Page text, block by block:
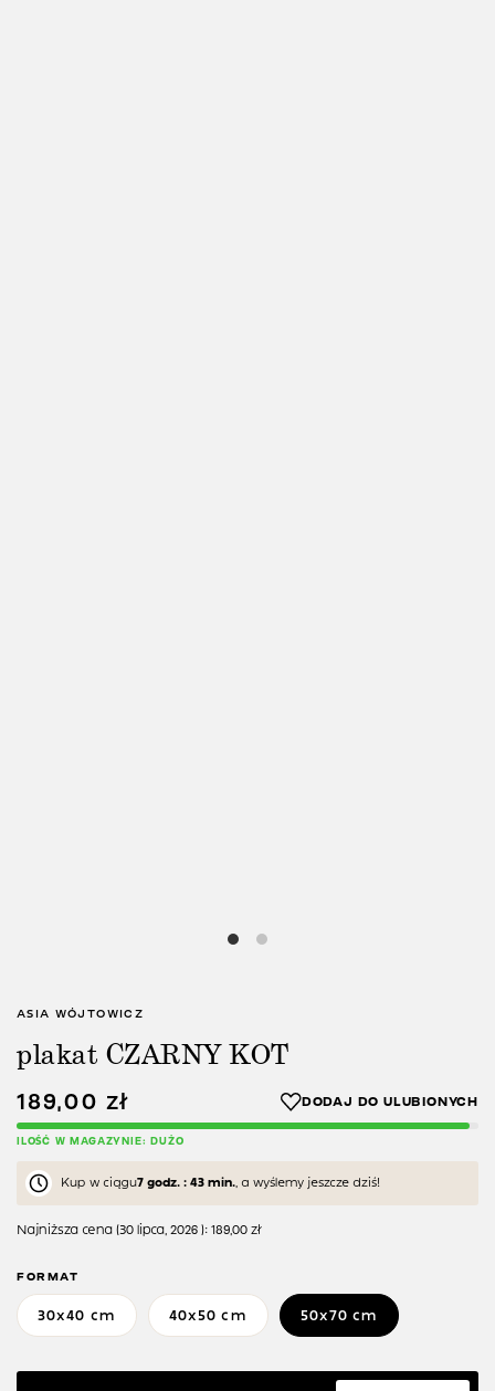
ASIA WÓJTOWICZ
plakat CZARNY KOT
189,00 zł
ILOŚĆ W MAGAZYNIE: DUŻO
Kup w ciągu7 godz. : 43 min. , a wyślemy jeszcze dziś!
Najniższa cena (30 lipca, 2026 ): 189,00 zł
FORMAT
30x40 cm 40x50 cm 50x70 cm